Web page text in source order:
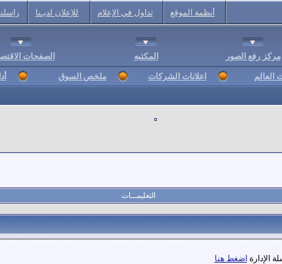
أنظمة الموقع تداول في الإعلام للإعلان لديـنا
مركز رفع الصور المكتبه الصفحات
العالم اعلانات الشركات ملخص السوق
التعليمـــات
الإدارة اضغط هنا